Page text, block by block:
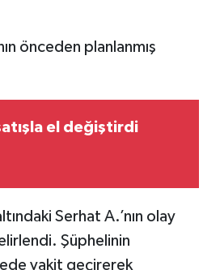
önceden planlanmış
el değiştirdi
Serhat A.’nın olay
Şüphelinin
vakit geçirerek